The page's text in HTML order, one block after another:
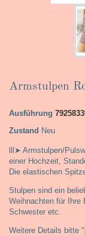
Armstulpen
Ausführung
Zustand Neu
lll➤ Armstulpen/
einer Hochzeit,
Die elastischen
Stulpen sind ein
Weihnachten für Ihre
Schwester etc.
Weitere Details bitte "